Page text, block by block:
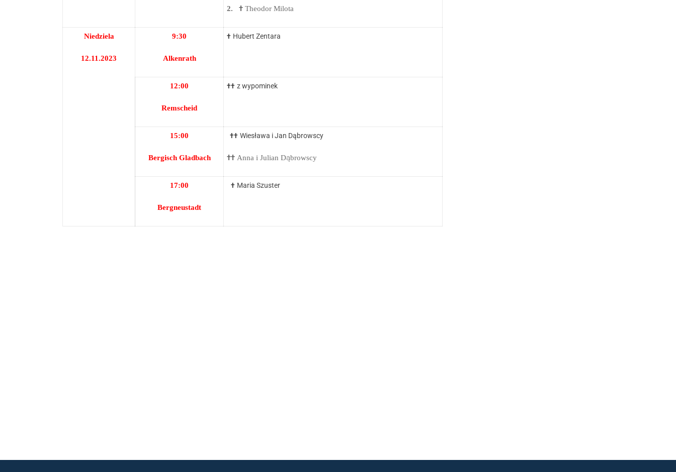
2. † Theodor Milota
Niedziela
12.11.2023
9:30
Alkenrath
† Hubert Zentara
12:00
Remscheid
†† z wypominek
15:00
BergischGladbach
†† Wiesława i Jan Dąbrowscy
†† Anna i Julian Dąbrowscy
17:00
Bergneustadt
† Maria Szuster